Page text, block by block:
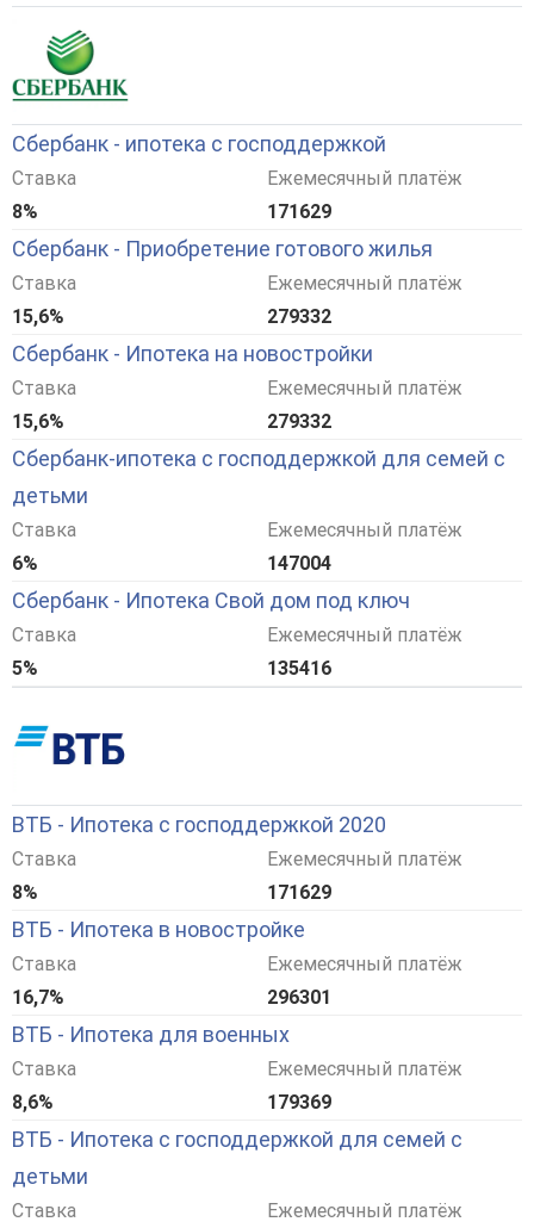
Сбербанк - ипотека с господдержкой
Ставка
8%
Ежемесячный платёж
171629
Сбербанк - Приобретение готового жилья
Ставка
15,6%
Ежемесячный платёж
279332
Сбербанк - Ипотека на новостройки
Ставка
15,6%
Ежемесячный платёж
279332
Сбербанк-ипотека с господдержкой для семей с
детьми
Ставка
6%
Ежемесячный платёж
147004
Сбербанк - Ипотека Свой дом под ключ
Ставка
5%
Ежемесячный платёж
135416
ВТБ - Ипотека с господдержкой 2020
Ставка
8%
Ежемесячный платёж
171629
ВТБ - Ипотека в новостройке
Ставка
16,7%
Ежемесячный платёж
296301
ВТБ - Ипотека для военных
Ставка
8,6%
Ежемесячный платёж
179369
ВТБ - Ипотека с господдержкой для семей с
детьми
Ставка Ежемесячный платёж